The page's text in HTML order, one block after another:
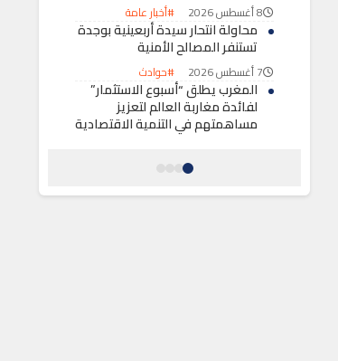
8 أغسطس 2026 #أخبار عامة
محاولة انتحار سيدة أربعينية بوجدة
تستنفر المصالح الأمنية
7 أغسطس 2026 #حوادث
المغرب يطلق “أسبوع الاستثمار”
لفائدة مغاربة العالم لتعزيز
مساهمتهم في التنمية الاقتصادية
حكومة سانشيز تقرر تأجيل زيارة
المحتلة